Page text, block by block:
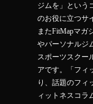
ジムを」という
のお役に立つサ
またFitMapマガ
やパーソナルジ
スポーツスクー
アです。「フィ
り、話題のフィ
ィットネスコラ